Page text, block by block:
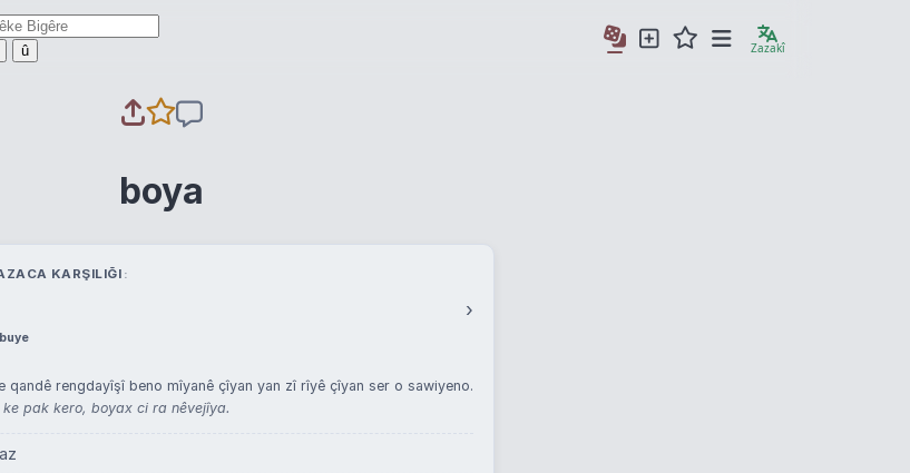
û Zazakî
boya
KARŞILIĞI
›
buye
qandê rengdayîşî beno mîyanê çîyan yan zî rîyê çîyan ser o sawiyeno.
pak kero, boyax ci ra nêvejîya.